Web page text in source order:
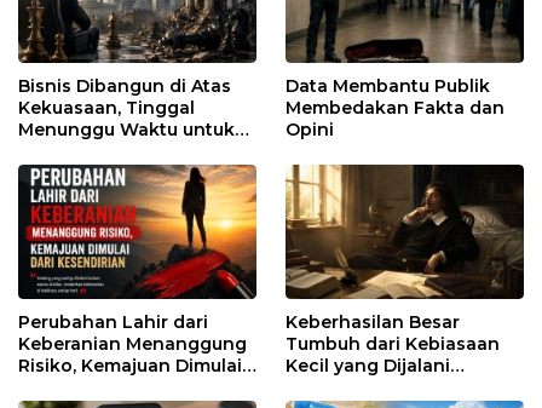
Bisnis Dibangun di Atas
Kekuasaan, Tinggal
Menunggu Waktu untuk
Data Membantu Publik
Membedakan Fakta dan
Opini
Perubahan Lahir dari
Keberanian Menanggung
Risiko, Kemajuan Dimulai
Keberhasilan Besar
Tumbuh dari Kebiasaan
Kecil yang Dijalani